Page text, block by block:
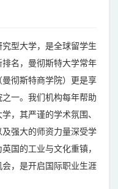
型大学，是全球留学生
名，曼彻斯特大学常年
彻斯特商学院）更是享
一。我们机构每年帮助
，其严谨的学术氛围、
强大的师资力量深受学
国的工业与文化重镇，
，是开启国际职业生涯